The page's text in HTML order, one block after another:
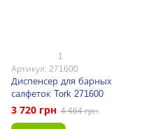
1
Артикул: 271600
Диспенсер для барных
салфеток Tork 271600
3 720 грн 4 464 грн